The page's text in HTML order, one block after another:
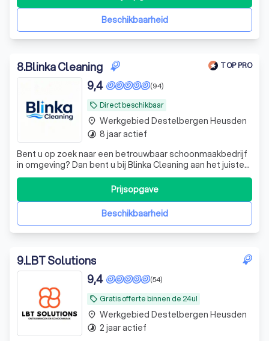
duidelijke offerte verwachten, zodat je weet hoe we het
precies zullen aanpakken.Beschikbaarheid
8.Blinka Cleaning TOP PRO
local_offer Direct beschikbaar
(94)
9,4
Bent u op zoek naar een betrouwbaar schoonmaakbedrijf
in omgeving? Dan bent u bij Blinka Cleaning aan het juiste
adres. Deze service is volledig afgestemd op de wensen
en noden van professionele en particuliere klanten zoals
u, waardoor zowat alles bespreekbaar is.
Beschikbaarheid
Prijsopgave
place Werkgebied Destelbergen Heusden
timelapse 8 jaar actief
9.LBT Solutions
local_offer Gratis offerte binnen de 24u!
(54)
9,4
place Werkgebied Destelbergen Heusden
timelapse 2 jaar actief